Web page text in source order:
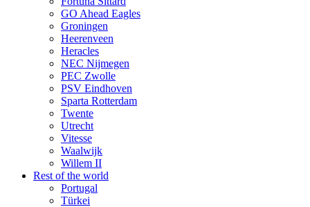
GO Ahead Eagles
Groningen
Heerenveen
Heracles
NEC Nijmegen
PEC Zwolle
PSV Eindhoven
Sparta Rotterdam
Twente
Utrecht
Vitesse
Waalwijk
Willem II
Rest of the world
Portugal
Türkei